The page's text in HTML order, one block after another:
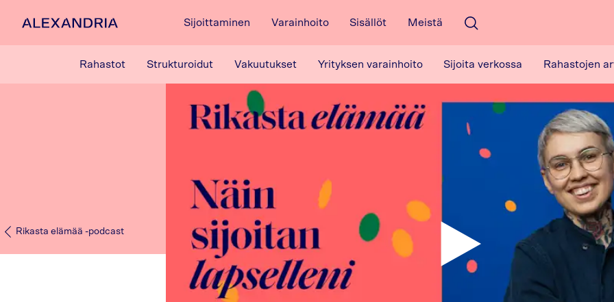
Etusivulle
Sijoittaminen Varainhoito Sisällöt Meistä
Avaa haku
Rahastot Strukturoidut Vakuutukset Yrityksen varainhoito Sijoita verkossa Rahastojen
Rikasta elämää -podcast